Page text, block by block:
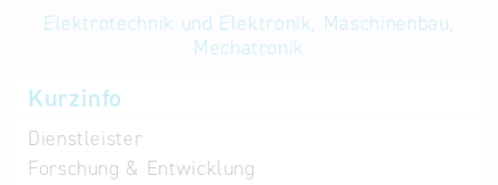
Institution
Sie Ihren
bestehenden
Elektrotechnik und Elektronik, Maschinenbau,
Mechatronik
Kurzinfo
Dienstleister
Forschung & Entwicklung